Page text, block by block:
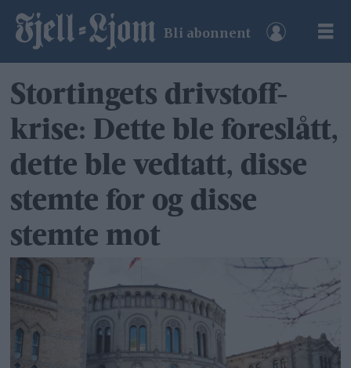
Bli abonnent
Stortingets drivstoff-
krise: Dette ble foreslått,
dette ble vedtatt, disse
stemte for og disse
stemte mot